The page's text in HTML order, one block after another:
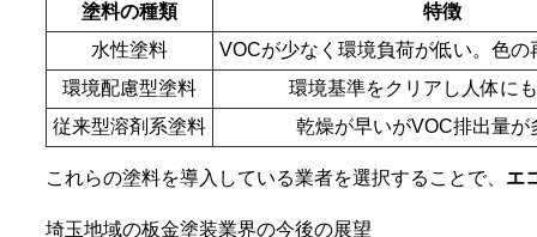
塗料の種類
特徴
水性塗料
VOCが少なく環境負荷が低い。色の
環境配慮型塗料
環境基準をクリアし人体に
従来型溶剤系塗料
乾燥が早いがVOC排出量が
これらの塗料を導入している業者を選択することで、 エ
埼玉地域の板金塗装業界の今後の展望